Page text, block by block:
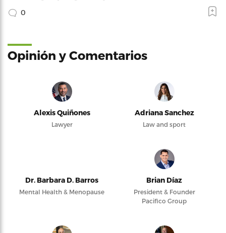
0
Opinión y Comentarios
Alexis Quiñones
Lawyer
Adriana Sanchez
Law and sport
Dr. Barbara D. Barros
Mental Health & Menopause
Brian Díaz
President & Founder
Pacifico Group